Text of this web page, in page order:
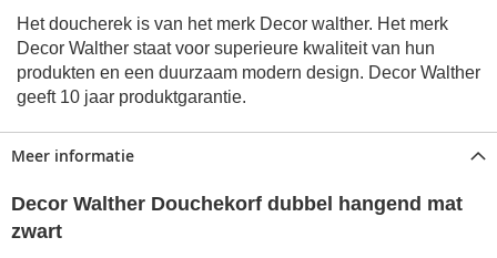
Het doucherek is van het merk Decor walther. Het merk
Decor Walther staat voor superieure kwaliteit van hun
produkten en een duurzaam modern design. Decor Walther
geeft 10 jaar produktgarantie.
Meer informatie
Decor Walther Douchekorf dubbel hangend mat
zwart